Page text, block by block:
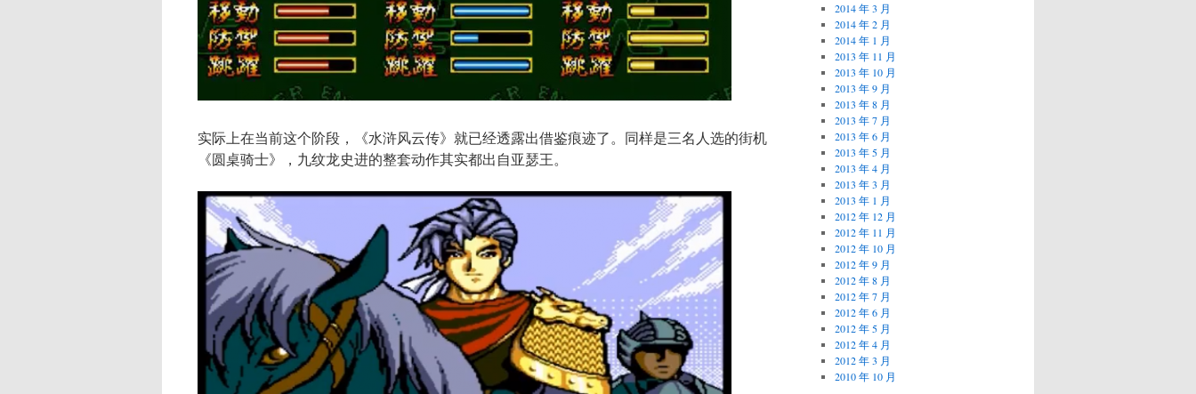
实际上在当前这个阶段，《水浒风云传》就已经透露出借鉴痕迹了。同样是三名人选的街机
《圆桌骑士》，九纹龙史进的整套动作其实都出自亚瑟王。
2014 年 3 月
2014 年 2 月
2014 年 1 月
2013 年 11 月
2013 年 10 月
2013 年 9 月
2013 年 8 月
2013 年 7 月
2013 年 6 月
2013 年 5 月
2013 年 4 月
2013 年 3 月
2013 年 1 月
2012 年 12 月
2012 年 11 月
2012 年 10 月
2012 年 9 月
2012 年 8 月
2012 年 7 月
2012 年 6 月
2012 年 5 月
2012 年 4 月
2012 年 3 月
2010 年 10 月